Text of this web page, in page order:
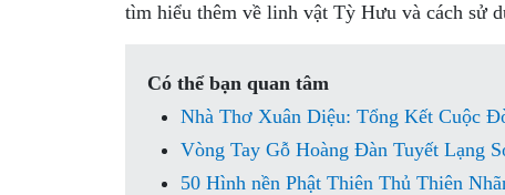
tìm hiểu thêm về linh vật Tỳ Hưu và cách sử
Có thể bạn quan tâm
Nhà Thơ Xuân Diệu: Tổng Kết Cuộc
Vòng Tay Gỗ Hoàng Đàn Tuyết Lạng
50 Hình nền Phật Thiên Thủ Thiên